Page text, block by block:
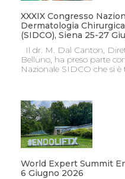
XXXIX Congresso
Dermatologia
(SIDCO), Siena 25-27
Il dr. M. Dal Canton,
Belluno, ha preso parte
Nazionale SIDCO che si
World Expert Summit
6 Giugno 2026